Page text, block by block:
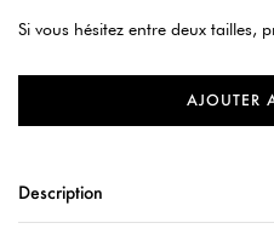
Si vous hésitez entre deux tailles,
AJOUTER
Description